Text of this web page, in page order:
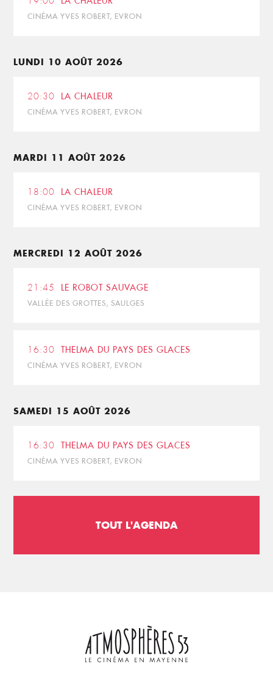
CINÉMA YVES ROBERT, EVRON
LUNDI 10 AOÛT 2026
20:30 LA CHALEUR
CINÉMA YVES ROBERT, EVRON
MARDI 11 AOÛT 2026
18:00 LA CHALEUR
CINÉMA YVES ROBERT, EVRON
MERCREDI 12 AOÛT 2026
21:45 LE ROBOT SAUVAGE
VALLÉE DES GROTTES, SAULGES
16:30 THELMA DU PAYS DES GLACES
CINÉMA YVES ROBERT, EVRON
SAMEDI 15 AOÛT 2026
16:30 THELMA DU PAYS DES GLACES
CINÉMA YVES ROBERT, EVRON
TOUT L'AGENDA